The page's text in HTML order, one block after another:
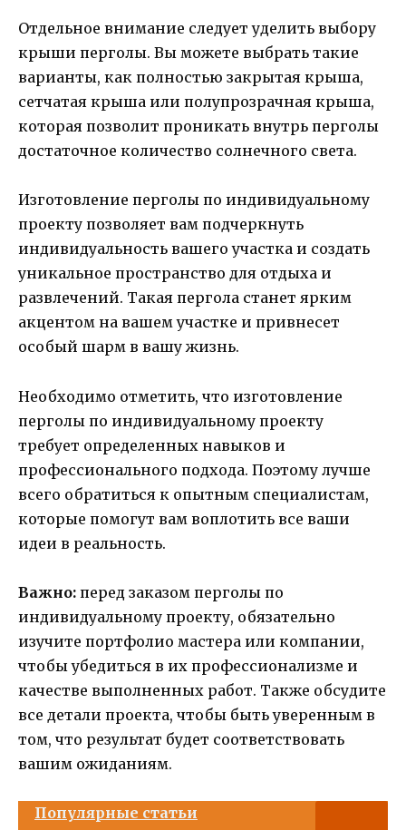
Отдельное внимание следует уделить выбору
крыши перголы. Вы можете выбрать такие
варианты, как полностью закрытая крыша,
сетчатая крыша или полупрозрачная крыша,
которая позволит проникать внутрь перголы
достаточное количество солнечного света.
Изготовление перголы по индивидуальному
проекту позволяет вам подчеркнуть
индивидуальность вашего участка и создать
уникальное пространство для отдыха и
развлечений. Такая пергола станет ярким
акцентом на вашем участке и привнесет
особый шарм в вашу жизнь.
Необходимо отметить, что изготовление
перголы по индивидуальному проекту
требует определенных навыков и
профессионального подхода. Поэтому лучше
всего обратиться к опытным специалистам,
которые помогут вам воплотить все ваши
идеи в реальность.
Важно: перед заказом перголы по
индивидуальному проекту, обязательно
изучите портфолио мастера или компании,
чтобы убедиться в их профессионализме и
качестве выполненных работ. Также обсудите
все детали проекта, чтобы быть уверенным в
том, что результат будет соответствовать
вашим ожиданиям.
Популярные статьи